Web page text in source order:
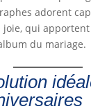
adorent
joie, qui
du mariage.